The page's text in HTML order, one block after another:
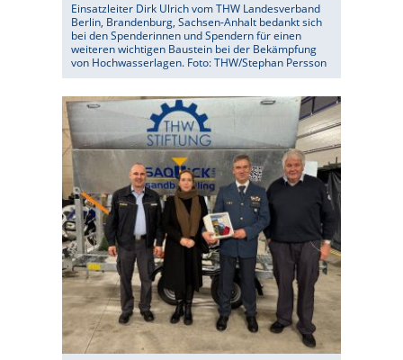
Einsatzleiter Dirk Ulrich vom THW Landesverband
Berlin, Brandenburg, Sachsen-Anhalt bedankt sich
bei den Spenderinnen und Spendern für einen
weiteren wichtigen Baustein bei der Bekämpfung
von Hochwasserlagen. Foto: THW/Stephan Persson